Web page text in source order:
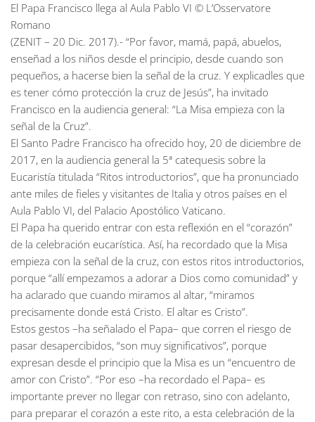
El Papa Francisco llega al Aula Pablo VI © L’Osservatore
Romano
(ZENIT – 20 Dic. 2017).- “Por favor, mamá, papá, abuelos,
enseñad a los niños desde el principio, desde cuando son
pequeños, a hacerse bien la señal de la cruz. Y explicadles que
es tener cómo protección la cruz de Jesús”, ha invitado
Francisco en la audiencia general: “La Misa empieza con la
señal de la Cruz”.
El Santo Padre Francisco ha ofrecido hoy, 20 de diciembre de
2017, en la audiencia general la 5ª catequesis sobre la
Eucaristía titulada “Ritos introductorios”, que ha pronunciado
ante miles de fieles y visitantes de Italia y otros países en el
Aula Pablo VI, del Palacio Apostólico Vaticano.
El Papa ha querido entrar con esta reflexión en el “corazón”
de la celebración eucarística. Así, ha recordado que la Misa
empieza con la señal de la cruz, con estos ritos introductorios,
porque “allí empezamos a adorar a Dios como comunidad” y
ha aclarado que cuando miramos al altar, “miramos
precisamente donde está Cristo. El altar es Cristo”.
Estos gestos –ha señalado el Papa– que corren el riesgo de
pasar desapercibidos, “son muy significativos”, porque
expresan desde el principio que la Misa es un “encuentro de
amor con Cristo”. “Por eso –ha recordado el Papa– es
importante prever no llegar con retraso, sino con adelanto,
para preparar el corazón a este rito, a esta celebración de la